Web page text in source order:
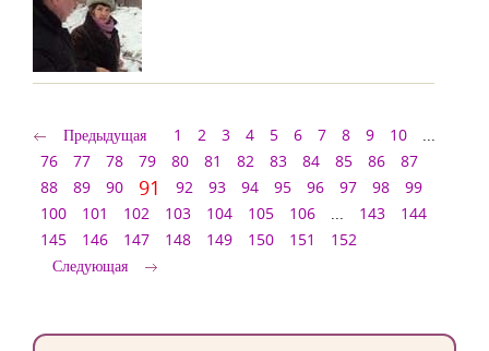
Предыдущая 1 2 3 4 5 6 7 8 9 10
...
76
77 78 79 80 81 82 83 84 85 86
87
88
89 90 91 92 93 94 95 96 97 98
99
100
101 102 103 104 105 106 ... 143
144
145
146 147 148 149 150 151
152
Следующая